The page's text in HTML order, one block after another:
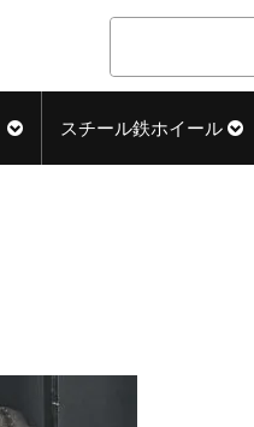
スチール鉄ホイール